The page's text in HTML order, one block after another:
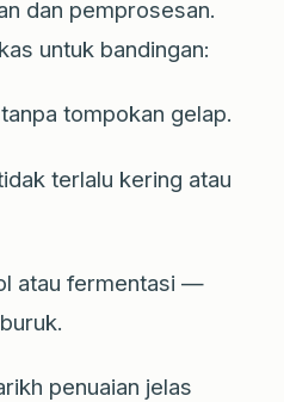
dan pemprosesan.
untuk bandingan:
tompokan gelap.
terlalu kering atau
atau fermentasi —
penuaian jelas